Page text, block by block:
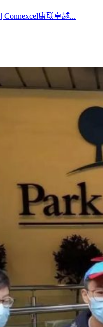
Connexcel康联卓越...